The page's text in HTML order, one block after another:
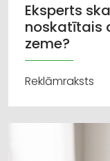
Eksperts
noskatītais
zeme?
Reklāmraksts